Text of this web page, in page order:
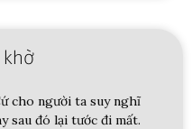
khờ
cho người ta suy nghĩ
sau đó lại tước đi mất.